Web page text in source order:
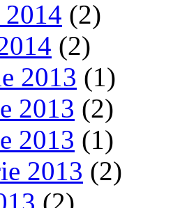
(2)
(2)
2013 (1)
2013 (2)
2013 (1)
2013 (2)
(2)